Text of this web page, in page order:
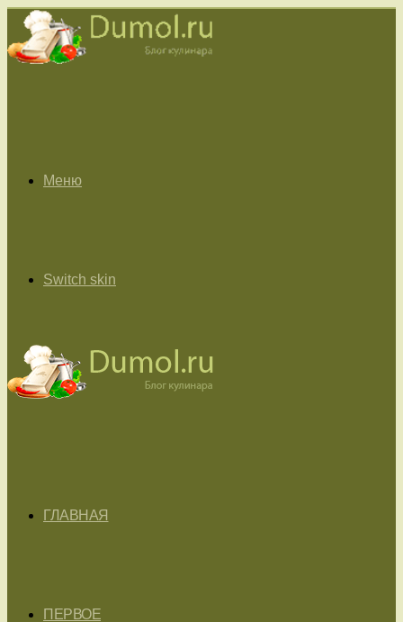
Меню
Switch skin
ГЛАВНАЯ
ПЕРВОЕ